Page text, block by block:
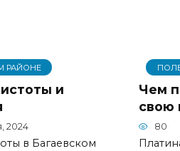
РАЙОНЕ
и
2024
в Багаевском
Чем
свою
80